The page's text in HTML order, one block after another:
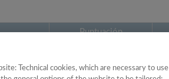
Puntuación
29.03
Technical cookies, which are necessary to use